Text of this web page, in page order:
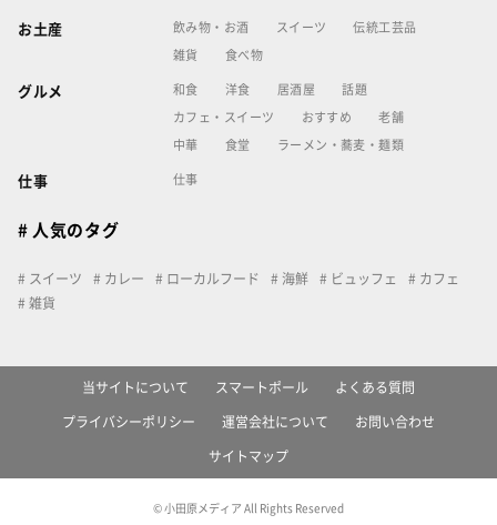
お土産 飲み物・お酒 スイーツ 伝統工芸品
雑貨 食べ物
グルメ 和食 洋食 居酒屋 話題
カフェ・スイーツ おすすめ 老舗
中華 食堂 ラーメン・蕎麦・麺類
仕事 仕事
# 人気のタグ
スイーツ カレー ローカルフード 海鮮 ビュッフェ
カフェ
雑貨
当サイトについて スマートポール よくある質問
プライバシーポリシー 運営会社について お問い合わせ
サイトマップ
© 小田原メディア All Rights Reserved